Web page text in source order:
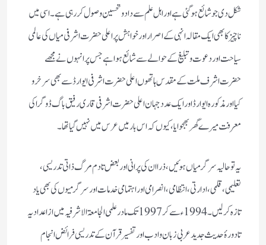
شکل دی جو شائع ہوگئی ہے اور اہل علم سے داد و تحسین وصول کر رہی ہے ۔ اسی میں
ناچیز کا بھی ایک مقالہ انہی کے اصرار اور خواہش پر اعلی حضرت اشرفی میاں کی عالمی
سیاحت اور دعوت و تبلیغ کے حوالے سے شائع ہوا ہے جس پر انہوں نے مجھے
حضرت اشرف ملت کے مقدس ہاتھوں اعلی حضرت اشرفی ایوارڈ سے بھی سرخرو
کیا اور مذکورہ ایوارڈ اور ایک عدد جہان اعلی حضرت اشرفی قاری رفیق باگ ڈوگرا کی
معرفت میرے گھر بھجوایا، کیوں کہ اس بار میں عرس میں نہیں گیا تھا ۔
یہ تو حالیہ سرگرمیاں ہوئیں، ذرا ان کی پرانی اور بعض تا دم مرگ ذاتی تدریسی،
تعلیمی، قلمی، ادارتی، انتظامی، انصرامی اور اہتمامی خدمات اور سرگرمیوں کی بھی یاد
تازہ کرلیں۔ 1994ء سے کر 1997 تک مادر علمی الجامعۃ الاشرفیہ میں از اعدادیہ
تا دورۂ حدیث جدید عربی زبان و ادب اور تفسیر قرآن کے تدریسی فرائض انجام